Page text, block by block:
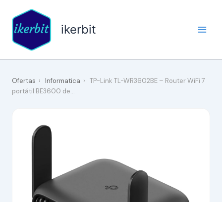
contenido
ikerbit
Ofertas › Informatica › TP-Link TL-WR3602BE – Router WiFi 7
portátil BE3600 de…